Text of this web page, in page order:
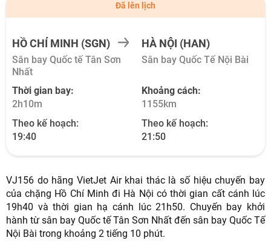
Đã lên lịch
HỒ CHÍ MINH (SGN) HÀ NỘI (HAN)
Sân bay Quốc tế Tân Sơn
Nhất
Thời gian bay:
2h10m
Sân bay Quốc Tế Nội Bài
Khoảng cách:
1155km
Theo kế hoạch:
19:40
Theo kế hoạch:
21:50
VJ156 do hãng VietJet Air khai thác là số hiệu chuyến bay
của chặng Hồ Chí Minh đi Hà Nội có thời gian cất cánh lúc
19h40 và thời gian hạ cánh lúc 21h50. Chuyến bay khởi
hành từ sân bay Quốc tế Tân Sơn Nhất đến sân bay Quốc Tế
Nội Bài trong khoảng 2 tiếng 10 phút.TƯ VẤN NGAY
NHẬN ƯU ĐÃI NGAY